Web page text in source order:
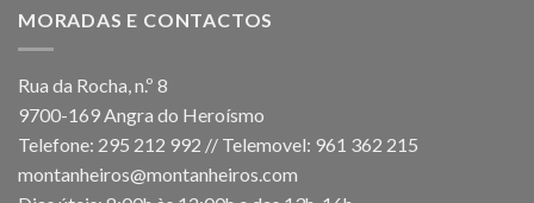
MORADAS E CONTACTOS
Rua da Rocha, n.º 8
9700-169 Angra do Heroísmo
Telefone: 295 212 992 // Telemovel: 961 362 215
montanheiros@montanheiros.com